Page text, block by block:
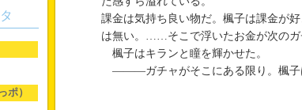
課金は気持ち良い物だ。楓子は課金が
は無い。……そこで浮いたお金が次のガ
楓子はキランと瞳を輝かせた。
―――ガチャがそこにある限り。楓子
ポ）